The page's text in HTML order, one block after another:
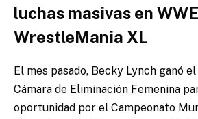
luchas masivas en WWE
WrestleMania XL
El mes pasado, Becky Lynch ganó
Cámara de Eliminación Femenina
oportunidad por el Campeonato